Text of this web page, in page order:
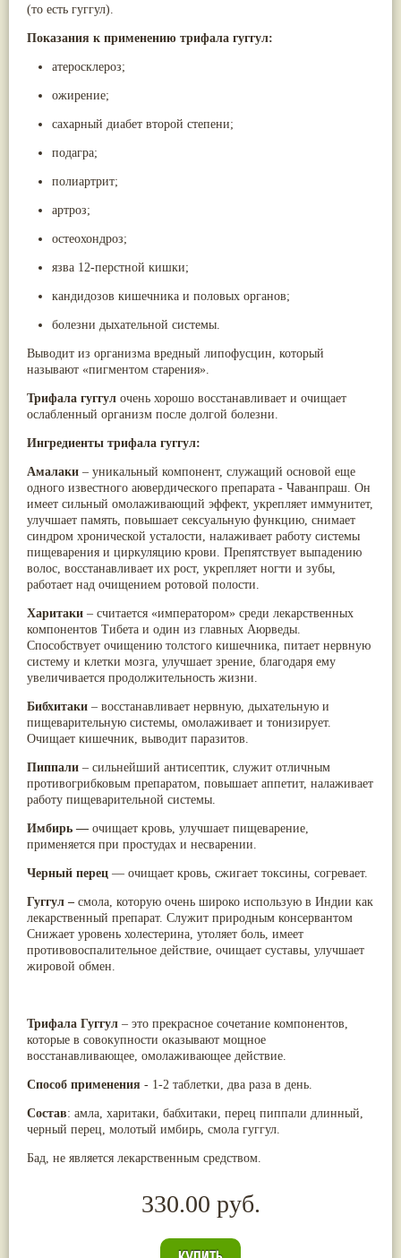
(то есть гуггул).
Показания к применению трифала гуггул:
атеросклероз;
ожирение;
сахарный диабет второй степени;
подагра;
полиартрит;
артроз;
остеохондроз;
язва 12-перстной кишки;
кандидозов кишечника и половых органов;
болезни дыхательной системы.
Выводит из организма вредный липофусцин, который
называют «пигментом старения».
Трифала гуггул очень хорошо восстанавливает и очищает
ослабленный организм после долгой болезни.
Ингредиенты трифала гуггул:
Амалаки – уникальный компонент, служащий основой еще
одного известного аювердического препарата - Чаванпраш. Он
имеет сильный омолаживающий эффект, укрепляет иммунитет,
улучшает память, повышает сексуальную функцию, снимает
синдром хронической усталости, налаживает работу системы
пищеварения и циркуляцию крови. Препятствует выпадению
волос, восстанавливает их рост, укрепляет ногти и зубы,
работает над очищением ротовой полости.
Харитаки – считается «императором» среди лекарственных
компонентов Тибета и один из главных Аюрведы.
Способствует очищению толстого кишечника, питает нервную
систему и клетки мозга, улучшает зрение, благодаря ему
увеличивается продолжительность жизни.
Бибхитаки – восстанавливает нервную, дыхательную и
пищеварительную системы, омолаживает и тонизирует.
Очищает кишечник, выводит паразитов.
Пиппали – сильнейший антисептик, служит отличным
противогрибковым препаратом, повышает аппетит, налаживает
работу пищеварительной системы.
Имбирь — очищает кровь, улучшает пищеварение,
применяется при простудах и несварении.
Черный перец — очищает кровь, сжигает токсины, согревает.
Гуггул – смола, которую очень широко использую в Индии как
лекарственный препарат. Служит природным консервантом
Снижает уровень холестерина, утоляет боль, имеет
противовоспалительное действие, очищает суставы, улучшает
жировой обмен.
Трифала Гуггул – это прекрасное сочетание компонентов,
которые в совокупности оказывают мощное
восстанавливающее, омолаживающее действие.
Способ применения - 1-2 таблетки, два раза в день.
Состав: амла, харитаки, бабхитаки, перец пиппали длинный,
черный перец, молотый имбирь, смола гуггул.
Бад, не является лекарственным средством.
330.00 руб.
Паслён черный(13)
Коричник цейлонский(12)
Розовая соль
(12)
Сверция(12)
Каменная соль (11)
Мукуна жгучая
Патала(11)
Турпет(11)
Асафетида(10)
Тмин обыкновенный(10)
Ашока
Вишня гималайская
Данти(9)
Мурва(9)
Юстиция сосудистая/Васака(9)
Жасмин(8)
Касторовое масло(8)
Мята(8)
Пушкара(8)
more...